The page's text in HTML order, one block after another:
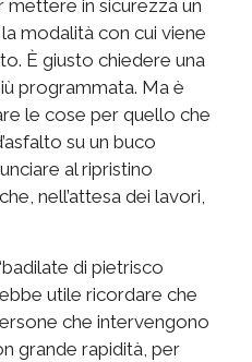
in sicurezza un
modalità con cui viene
È giusto chiedere una
programmata. Ma è
le cose per quello che
su un buco
al ripristino
nell’attesa dei lavori,
di pietrisco
utile ricordare che
che intervengono
grande rapidità, per